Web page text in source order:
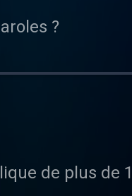
?
de plus de